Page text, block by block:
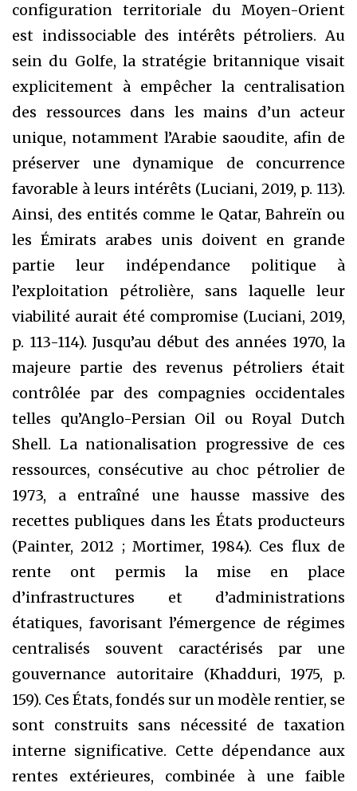
configuration territoriale du Moyen-Orient
est indissociable des intérêts pétroliers. Au
sein du Golfe, la stratégie britannique visait
explicitement à empêcher la centralisation
des ressources dans les mains d’un acteur
unique, notamment l’Arabie saoudite, afin de
préserver une dynamique de concurrence
favorable à leurs intérêts (Luciani, 2019, p. 113).
Ainsi, des entités comme le Qatar, Bahreïn ou
les Émirats arabes unis doivent en grande
partie leur indépendance politique à
l’exploitation pétrolière, sans laquelle leur
viabilité aurait été compromise (Luciani, 2019,
p. 113-114). Jusqu’au début des années 1970, la
majeure partie des revenus pétroliers était
contrôlée par des compagnies occidentales
telles qu’Anglo-Persian Oil ou Royal Dutch
Shell. La nationalisation progressive de ces
ressources, consécutive au choc pétrolier de
1973, a entraîné une hausse massive des
recettes publiques dans les États producteurs
(Painter, 2012 ; Mortimer, 1984). Ces flux de
rente ont permis la mise en place
d’infrastructures et d’administrations
étatiques, favorisant l’émergence de régimes
centralisés souvent caractérisés par une
gouvernance autoritaire (Khadduri, 1975, p.
159). Ces États, fondés sur un modèle rentier, se
sont construits sans nécessité de taxation
interne significative. Cette dépendance aux
rentes extérieures, combinée à une faible